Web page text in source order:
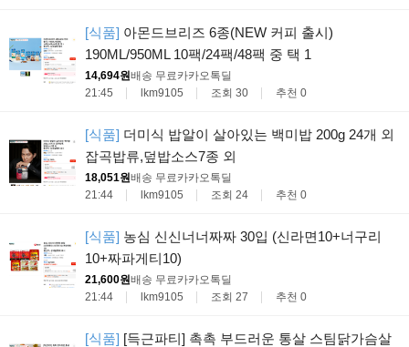
[식품] 아몬드브리즈 6종(NEW 커피 출시)
190ML/950ML 10팩/24팩/48팩 중 택 1
14,694원배송 무료 카카오톡딜
21:45
lkm9105 조회 30 추천 0
[식품] 더미식 밥알이 살아있는 백미밥 200g 24개 외
잡곡밥류,덮밥소스7종 외
18,051원배송 무료 카카오톡딜
21:44
lkm9105 조회 24 추천 0
[식품] 농심 신신너너짜짜 30입 (신라면10+너구리
10+짜파게티10)
21,600원배송 무료 카카오톡딜
21:44
lkm9105 조회 27 추천 0
[식품] [득근파티] 촉촉 부드러운 통살 스팀닭가슴살